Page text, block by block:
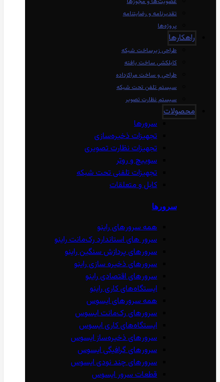
تقدیرنامه و رضایتنامه
پروژه‌ها
راهکارها
طراحی زیرساخت شبکه
کابلکشی ساخت یافته
طراحی و ساخت مراکزداده
سیستم تلفن تحت شبکه
سیستم نظارت تصویر
محصولات
سرورها
تجهیزات ذخیره‌سازی
تجهیزات نظارت تصویری
سوییچ و روتر
تجهیزات تلفنی تحت شبکه
کابل و متعلقات
سرورها
همه سرور‌های راینو
سرور ‌های استاندارد رک‌مانت راینو
سرور‌های پردازش سنگین راینو
سرور‌های ذخیره سازی راینو
سرور‌های اقتصادی راینو
ایستگاه‌های کاری راینو
همه سرور‌های ایسوس
سرور‌های رک‌مانت ایسوس
ایستگاه‌های کاری ایسوس
سرور‌های ذخیره‌ساز ایسوس
سرور‌های گرافیگی ایسوس
سرور‌های چند نودی ایسوس
قطعات سرور ایسوس